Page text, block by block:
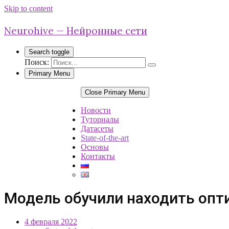
Skip to content
Neurohive — Нейронные сети
Search toggle
Поиск:
Primary Menu
Close Primary Menu
Новости
Туториалы
Датасеты
State-of-the-art
Основы
Контакты
Модель обучили находить
4 февраля 2022